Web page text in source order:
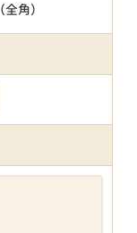
（全角）